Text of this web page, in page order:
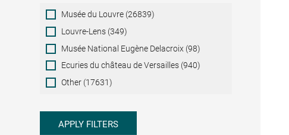
On
display
Musée du Louvre (26839)
Louvre-Lens (349)
Musée National Eugène Delacroix (98)
Ecuries du château de Versailles (940)
Other (17631)
APPLY FILTERS